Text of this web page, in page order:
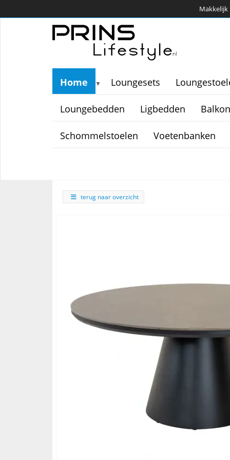
Makkelijk
Home ▼ Loungesets
Loungebedden Ligbedden
Schommelstoelen Voetenbanken
terug naar overzicht